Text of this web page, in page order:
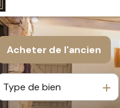
Acheter de l'ancien
De l'ancien
Type de bien